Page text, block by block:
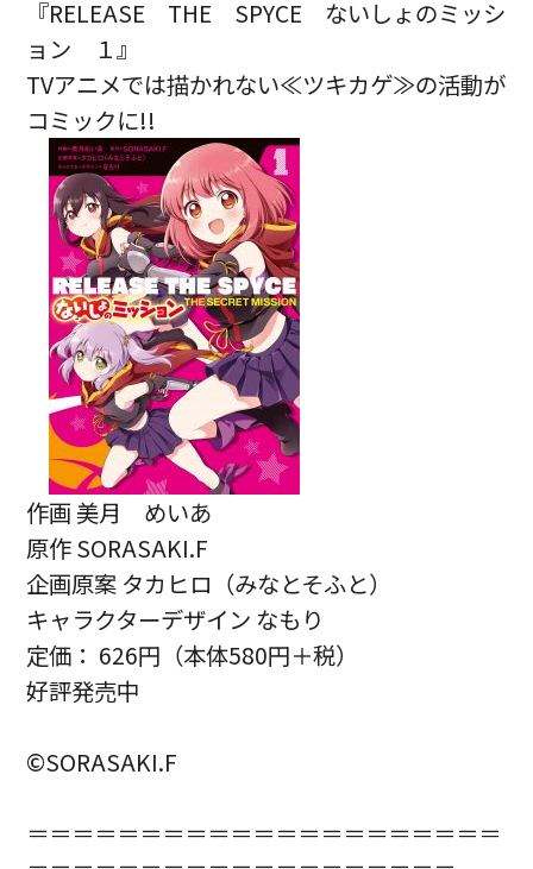
『RELEASE THE SPYCE ないしょのミッシ
ョン １』
TVアニメでは描かれない≪ツキカゲ≫の活動が
コミックに!!
作画 美月 めいあ
原作 SORASAKI.F
企画原案 タカヒロ（みなとそふと）
キャラクターデザイン なもり
定価： 626円（本体580円＋税）
好評発売中
©SORASAKI.F
＝＝＝＝＝＝＝＝＝＝＝＝＝＝＝＝＝＝＝＝＝